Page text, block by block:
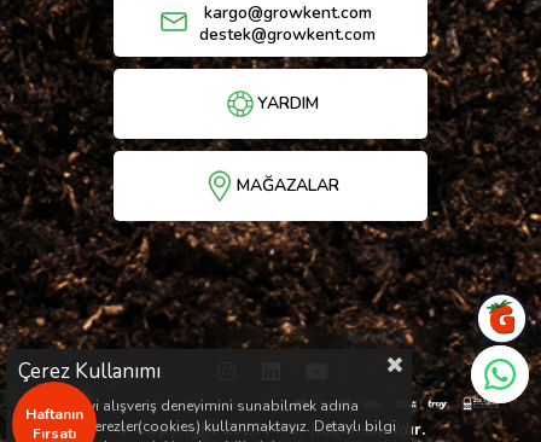
kargo@growkent.com
destek@growkent.com
YARDIM
MAĞAZALAR
Haftanın
Fırsatı
© Copyright 2026 / Her hakkı saklıdır.
Çerez Kullanımı
Sizlere en iyi alışveriş deneyimini sunabilmek adına
sitemizde çerezler(cookies) kullanmaktayız. Detaylı bilgi